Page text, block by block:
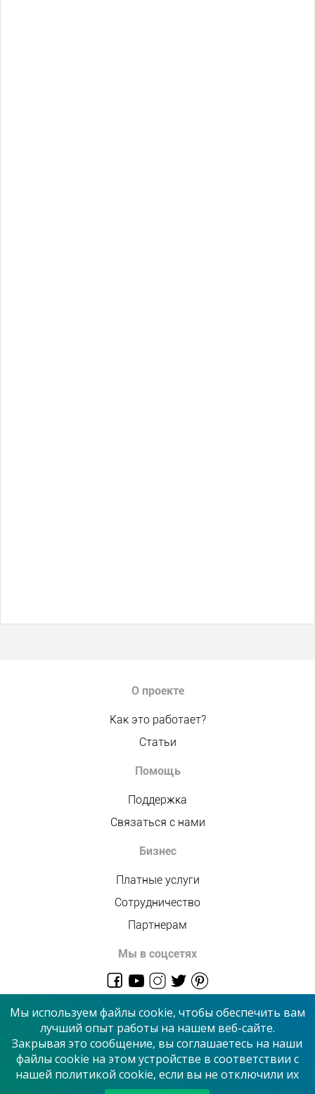
О проекте
Как это работает?
Статьи
Помощь
Поддержка
Связаться с нами
Бизнес
Платные услуги
Сотрудничество
Партнерам
Мы в соцсетях
© 2026 “Сервисный центр”
Принимаем к оплате
Мы используем файлы cookie, чтобы обеспечить вам
лучший опыт работы на нашем веб-сайте.
Закрывая это сообщение, вы соглашаетесь на наши
файлы cookie на этом устройстве в соответствии с
нашей политикой cookie, если вы не отключили их